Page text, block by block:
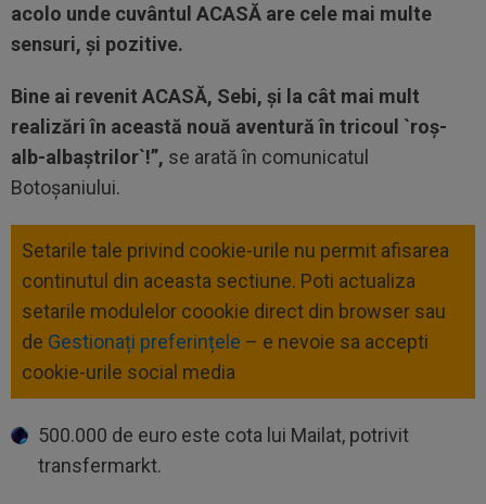
acolo unde cuvântul ACASĂ are cele mai multe
sensuri, și pozitive.
Bine ai revenit ACASĂ, Sebi, și la cât mai mult
realizări în această nouă aventură în tricoul `roș-
alb-albaștrilor`!”, se arată în comunicatul
Botoșaniului.
Setarile tale privind cookie-urile nu permit afisarea
continutul din aceasta sectiune. Poti actualiza
setarile modulelor coookie direct din browser sau
de Gestionați preferințele – e nevoie sa accepti
cookie-urile social media
500.000 de euro este cota lui Mailat, potrivit
transfermarkt.